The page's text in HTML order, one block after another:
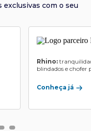
exclusivas com o seu
Rhino:
blindados e chofer
Conheça já